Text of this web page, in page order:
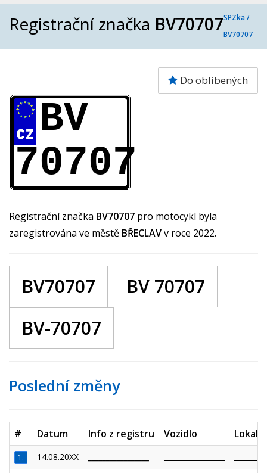
Registrační značka BV70707SPZka /
BV70707
Do oblíbených
BV
70707
Registrační značka BV70707 pro motocykl byla
zaregistrována ve městě BŘECLAVv roce 2022.
BV70707
BV 70707
BV-70707
Poslední změny
# Datum Info z registru Vozidlo
1. 14.08.20XX